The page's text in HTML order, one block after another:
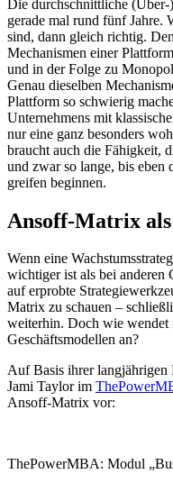
Die durchschnittliche (Über-
gerade mal rund fünf Jahre.
sind, dann gleich richtig.
Mechanismen einer
und in der Folge zu
Genau dieselben
Plattform so schwierig
Unternehmens mit
nur eine ganz besonders
braucht auch die Fähigkeit,
und zwar so lange, bis eben
greifen beginnen.
Ansoff-Matrix
Wenn eine
wichtiger ist als bei anderen
auf erprobte
Matrix zu schauen –
weiterhin. Doch wie wendet
Geschäftsmodellen an?
Auf Basis ihrer langjährigen
Jami Taylor im
Ansoff-Matrix vor:
ThePowerMBA: Modul